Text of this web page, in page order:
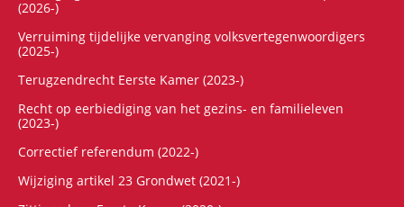
(2026-)
Verruiming tijdelijke vervanging volksvertegenwoordigers
(2025-)
Terugzendrecht Eerste Kamer (2023-)
Recht op eerbiediging van het gezins- en familieleven
(2023-)
Correctief referendum (2022-)
Wijziging artikel 23 Grondwet (2021-)